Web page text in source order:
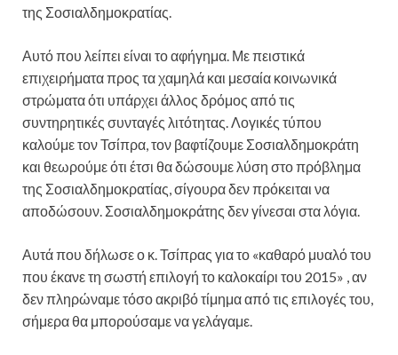
της Σοσιαλδημοκρατίας.
Αυτό που λείπει είναι το αφήγημα. Με πειστικά
επιχειρήματα προς τα χαμηλά και μεσαία κοινωνικά
στρώματα ότι υπάρχει άλλος δρόμος από τις
συντηρητικές συνταγές λιτότητας. Λογικές τύπου
καλούμε τον Τσίπρα, τον βαφτίζουμε Σοσιαλδημοκράτη
και θεωρούμε ότι έτσι θα δώσουμε λύση στο πρόβλημα
της Σοσιαλδημοκρατίας, σίγουρα δεν πρόκειται να
αποδώσουν. Σοσιαλδημοκράτης δεν γίνεσαι στα λόγια.
Αυτά που δήλωσε ο κ. Τσίπρας για το «καθαρό μυαλό του
που έκανε τη σωστή επιλογή το καλοκαίρι του 2015» , αν
δεν πληρώναμε τόσο ακριβό τίμημα από τις επιλογές του,
σήμερα θα μπορούσαμε να γελάγαμε.